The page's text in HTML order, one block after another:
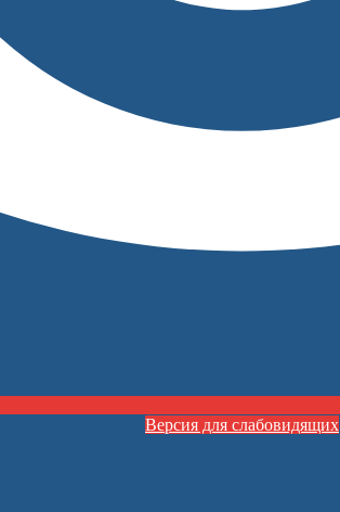
Версия для слабовидящих